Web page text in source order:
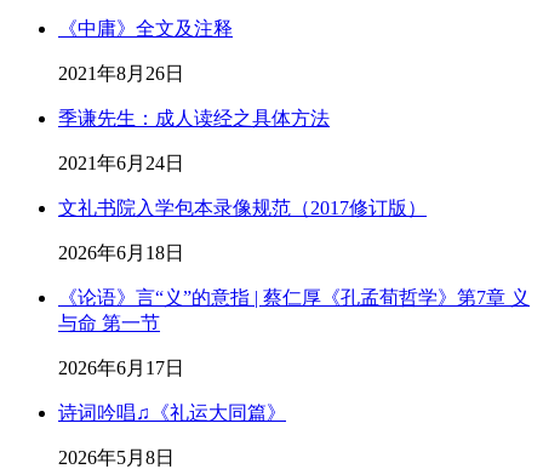
《中庸》全文及注释
2021年8月26日
季谦先生：成人读经之具体方法
2021年6月24日
文礼书院入学包本录像规范（2017修订版）
2026年6月18日
《论语》言“义”的意指 | 蔡仁厚《孔孟荀哲学》第7章 义
与命 第一节
2026年6月17日
诗词吟唱♫《礼运大同篇》
2026年5月8日